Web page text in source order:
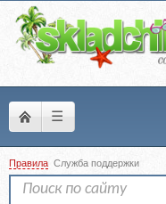
☰
Правила Служба поддержки